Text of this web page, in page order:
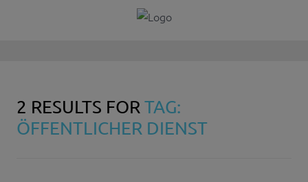
2 RESULTS FORTAG:
ÖFFENTLICHER DIENST